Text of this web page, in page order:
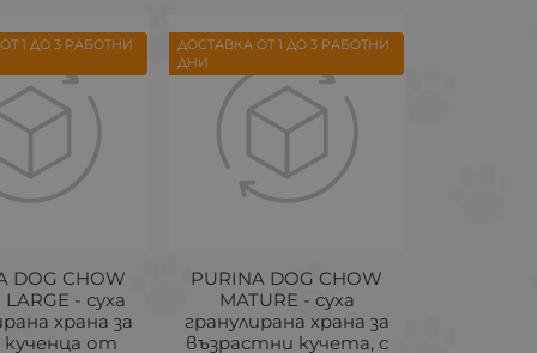
DOG CHOW
- суха
храна за
кученца от
1 ДО 3 РАБОТНИ
PURINA DOG CHOW
MATURE - суха
гранулирана храна за
възрастни кучета, с
ДОСТАВКА ОТ 1 ДО 3 РАБОТНИ
ДНИ